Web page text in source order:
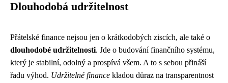
Dlouhodobá udržitelnost
Přátelské finance nejsou jen o krátkodobých ziscích, ale také o
dlouhodobé udržitelnosti. Jde o budování finančního systému,
který je stabilní, odolný a prospívá všem. A to s sebou přináší
řadu výhod. Udržitelné finance kladou důraz na transparentnost